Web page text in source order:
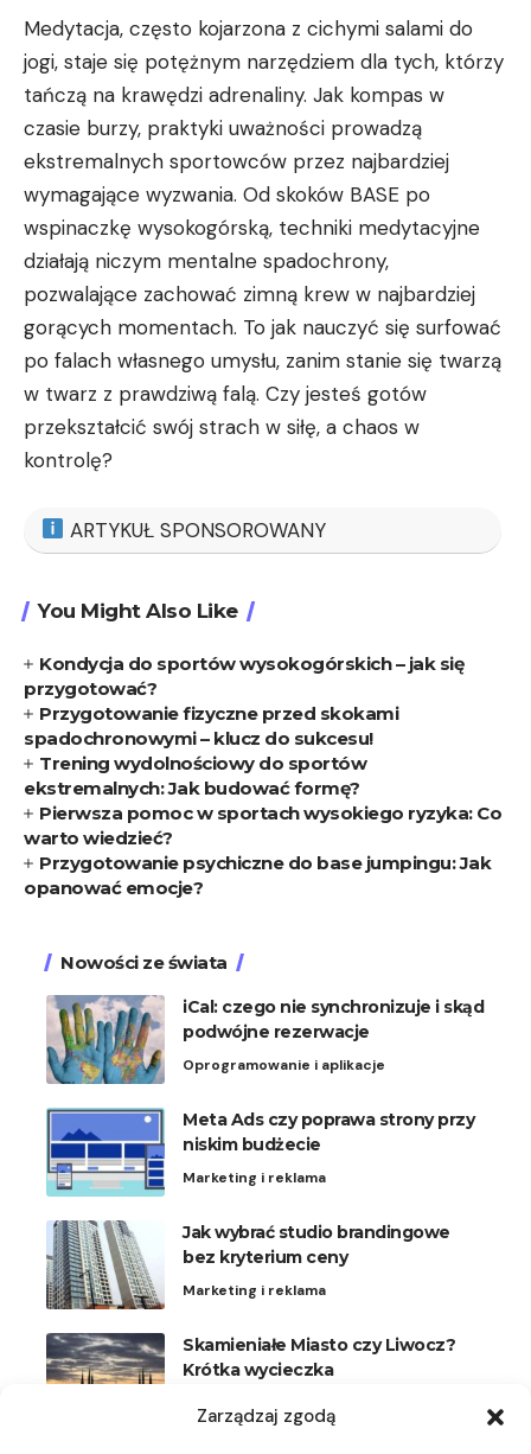
Zarządzaj zgodą
Medytacja, często kojarzona z ⁢cichymi ⁢salami do
jogi, staje się potężnym narzędziem ‍dla tych,⁢ którzy
‍tańczą ⁣na krawędzi adrenaliny. ‍Jak kompas w
czasie burzy,​ praktyki uważności prowadzą
ekstremalnych⁤ sportowców⁤ przez ⁣najbardziej
wymagające wyzwania. Od‌ skoków⁤ BASE po
wspinaczkę wysokogórską, techniki medytacyjne
działają niczym mentalne spadochrony,
pozwalające zachować zimną⁢ krew w najbardziej
gorących⁣ momentach. To jak nauczyć się surfować
‍po falach własnego umysłu, zanim stanie się​ twarzą
w twarz z prawdziwą falą.⁣ Czy jesteś gotów
przekształcić swój‌ strach ⁤w siłę, ​a chaos w
kontrolę?
ARTYKUŁ SPONSOROWANY
You Might Also Like
Kondycja do sportów wysokogórskich – jak się
przygotować?
Przygotowanie fizyczne przed skokami
spadochronowymi – klucz do sukcesu!
Trening wydolnościowy do sportów
ekstremalnych: Jak budować formę?
Pierwsza pomoc w sportach wysokiego ryzyka: Co
warto wiedzieć?
Przygotowanie psychiczne do base jumpingu: Jak
opanować emocje?
Nowości ze świata
iCal: czego nie synchronizuje i skąd
podwójne rezerwacje
Oprogramowanie i aplikacje
Meta Ads czy poprawa strony przy
niskim budżecie
Marketing i reklama
Jak wybrać studio brandingowe
bez kryterium ceny
Marketing i reklama
Skamieniałe Miasto czy Liwocz?
Krótka wycieczka